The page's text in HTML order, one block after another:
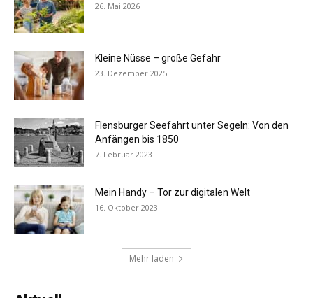
26. Mai 2026
Kleine Nüsse – große Gefahr
23. Dezember 2025
Flensburger Seefahrt unter Segeln: Von den
Anfängen bis 1850
7. Februar 2023
Mein Handy – Tor zur digitalen Welt
16. Oktober 2023
Mehr laden